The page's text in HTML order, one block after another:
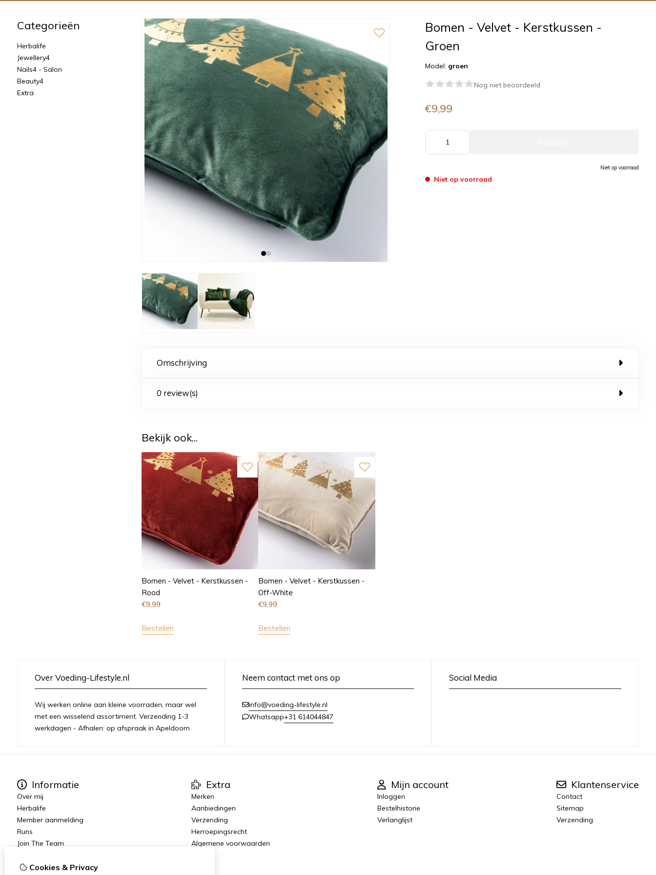
Categorieën
Herbalife
Jewellery4
Nails4 - Salon
Beauty4
Extra
Bomen - Velvet - Kerstkussen -
Groen
Model: groen
Nog niet beoordeeld
€9,99
Niet op voorraad
Niet op voorraad
Omschrijving
0 review(s)
Bekijk ook...
Bomen - Velvet - Kerstkussen -
Rood
€9,99
Bestellen
Bomen - Velvet - Kerstkussen -
Off-White
€9,99
Bestellen
Over Voeding-Lifestyle.nl
Wij werken online aan kleine voorraden, maar wel
met een wisselend assortiment. Verzending 1-3
werkdagen - Afhalen: op afspraak in Apeldoorn
Neem contact met ons op
info@voeding-lifestyle.nl
Whatsapp+31 614044847
Social Media
Informatie
Over mij
Herbalife
Member aanmelding
Runs
Join The Team
Extra
Merken
Aanbiedingen
Verzending
Herroepingsrecht
Algemene voorwaarden
Mijn account
Inloggen
Bestelhistorie
Verlanglijst
Klantenservice
Contact
Sitemap
Verzending
Cookies & Privacy